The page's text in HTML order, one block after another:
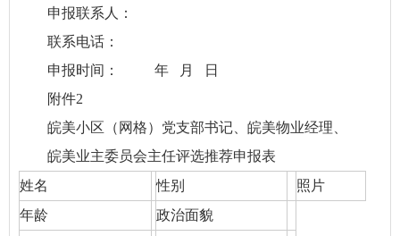
申报联系人：
联系电话：
申报时间： 年 月 日
附件2
皖美小区（网格）党支部书记、皖美物业经理、
皖美业主委员会主任评选推荐申报表
姓名
性别
照片
年龄
政治面貌